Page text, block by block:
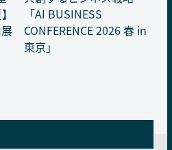
「AI BUSINESS
CONFERENCE 2026 春 in
東京」